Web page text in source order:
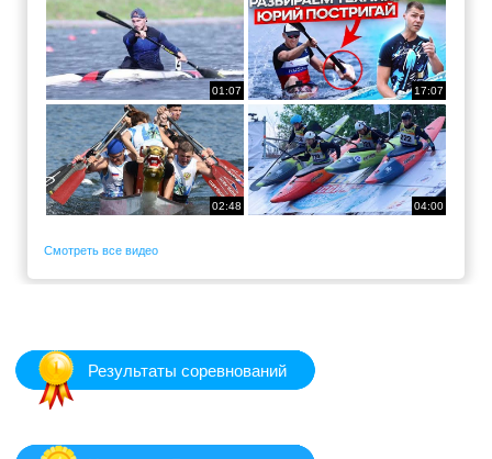
01:07 17:07
02:48 04:00
Смотреть все видео
Результаты соревнований